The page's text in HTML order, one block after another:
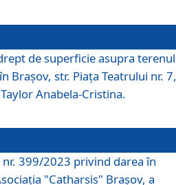
de superficie asupra
Brașov, str. Piața Teatrului nr. 7,
Anabela-Cristina.
399/2023 privind darea în
"Catharsis" Brașov, a